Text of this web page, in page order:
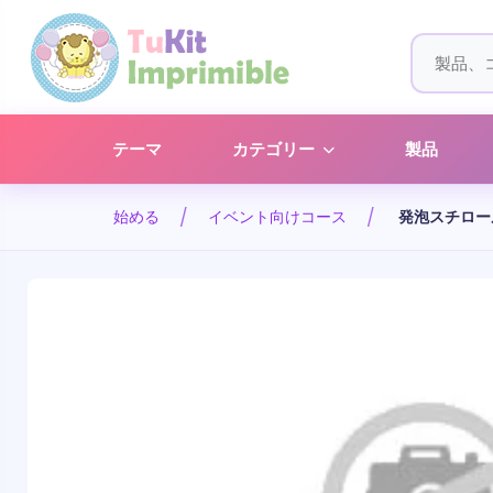
テーマ カテゴリー 製品
始める イベント向けコース 発泡スチロ